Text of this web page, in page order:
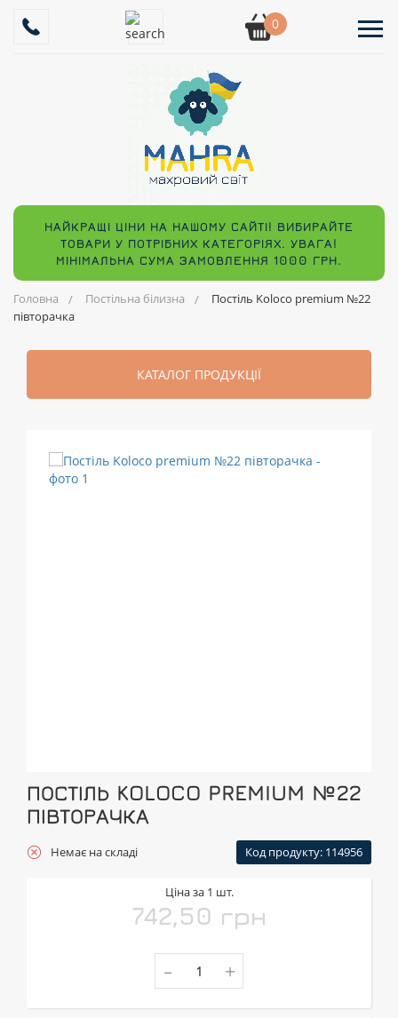
0
НАЙКРАЩІ ЦІНИ НА НАШОМУ САЙТІ! ВИБИРАЙТЕ
ТОВАРИ У ПОТРІБНИХ КАТЕГОРІЯХ. УВАГА!
МІНІМАЛЬНА СУМА ЗАМОВЛЕННЯ 1000 ГРН.
Головна Постільна білизна
Постіль Koloco premium №22
півторачка
КАТАЛОГ ПРОДУКЦІЇ
ПОСТІЛЬ KOLOCO PREMIUM №22
ПІВТОРАЧКА
Немає на складі Код продукту: 114956
Ціна за 1 шт.
742,50 грн
- +